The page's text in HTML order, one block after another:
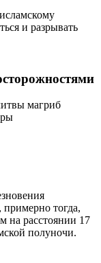
и разрывать
магриб
примерно тогда,
на расстоянии 17
полуночи.